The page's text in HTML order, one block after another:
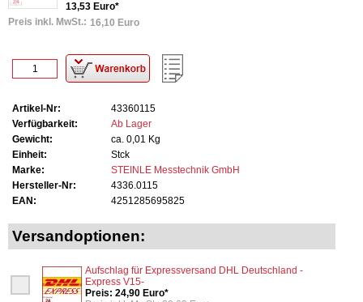
13,53 Euro*
Preis inkl. MwSt.: 16,10 Euro
Artikel-Nr:
43360115
Verfügbarkeit:
Ab Lager
Gewicht:
ca. 0,01 Kg
Einheit:
Stck
Marke:
STEINLE Messtechnik GmbH
Hersteller-Nr:
4336.0115
EAN:
4251285695825
Versandoptionen:
Aufschlag für Expressversand DHL Deutschland -
Express V15-
Preis: 24,90 Euro*